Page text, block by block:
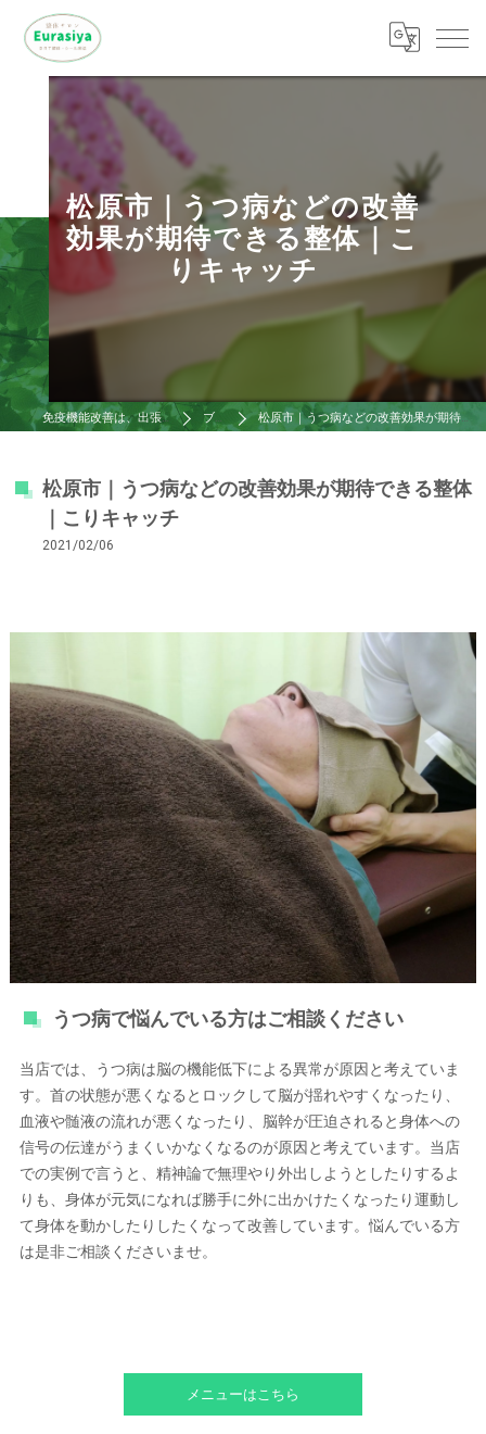
松原市｜うつ病などの改善
効果が期待できる整体｜こ
りキャッチ
免疫機能改善は、出張整体ゆ～らし屋 ブログ 松原市｜うつ病などの改善効果が期待できる整体｜こりキャッチ
松原市｜うつ病などの改善効果が期待できる整体
｜こりキャッチ
2021/02/06
うつ病で悩んでいる方はご相談ください
当店では、うつ病は脳の機能低下による異常が原因と考えていま
す。首の状態が悪くなるとロックして脳が揺れやすくなったり、
血液や髄液の流れが悪くなったり、脳幹が圧迫されると身体への
信号の伝達がうまくいかなくなるのが原因と考えています。当店
での実例で言うと、精神論で無理やり外出しようとしたりするよ
りも、身体が元気になれば勝手に外に出かけたくなったり運動し
て身体を動かしたりしたくなって改善しています。悩んでいる方
は是非ご相談くださいませ。
メニューはこちら